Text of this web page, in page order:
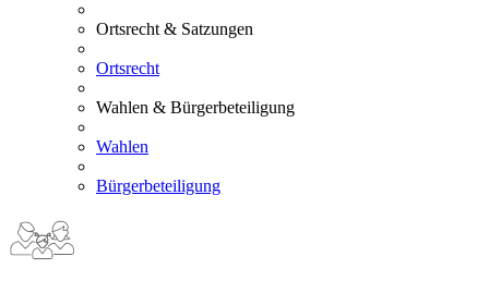
Ortsrecht & Satzungen
Ortsrecht
Wahlen & Bürgerbeteiligung
Wahlen
Bürgerbeteiligung